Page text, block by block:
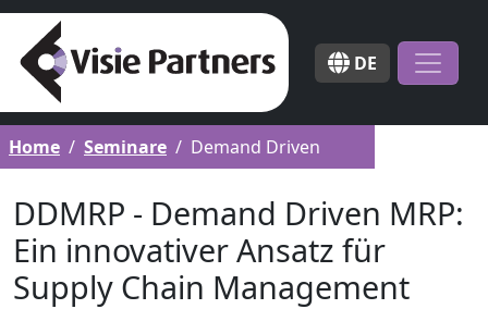
DE
Home Seminare Demand Driven
DDMRP - Demand Driven MRP:
Ein innovativer Ansatz für
Supply Chain Management